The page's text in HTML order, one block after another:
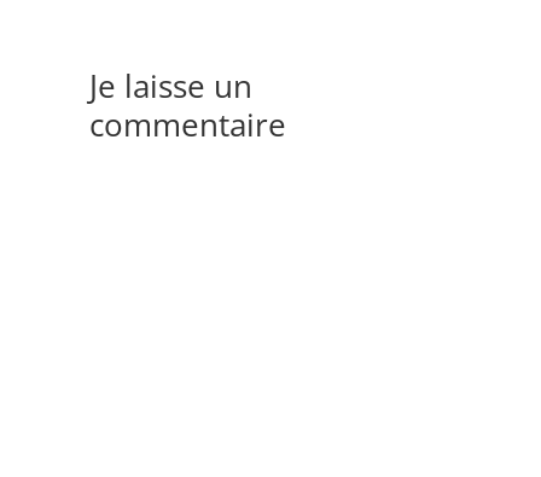
Je laisse un
commentaire